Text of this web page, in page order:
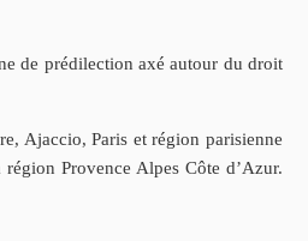
de prédilection axé autour du droit
Ajaccio, Paris et région parisienne
Provence Alpes Côte d’Azur.